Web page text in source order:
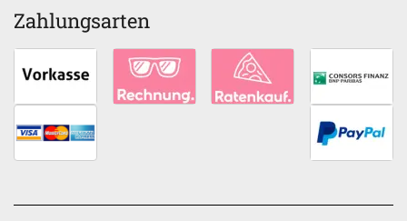
Zahlungsarten